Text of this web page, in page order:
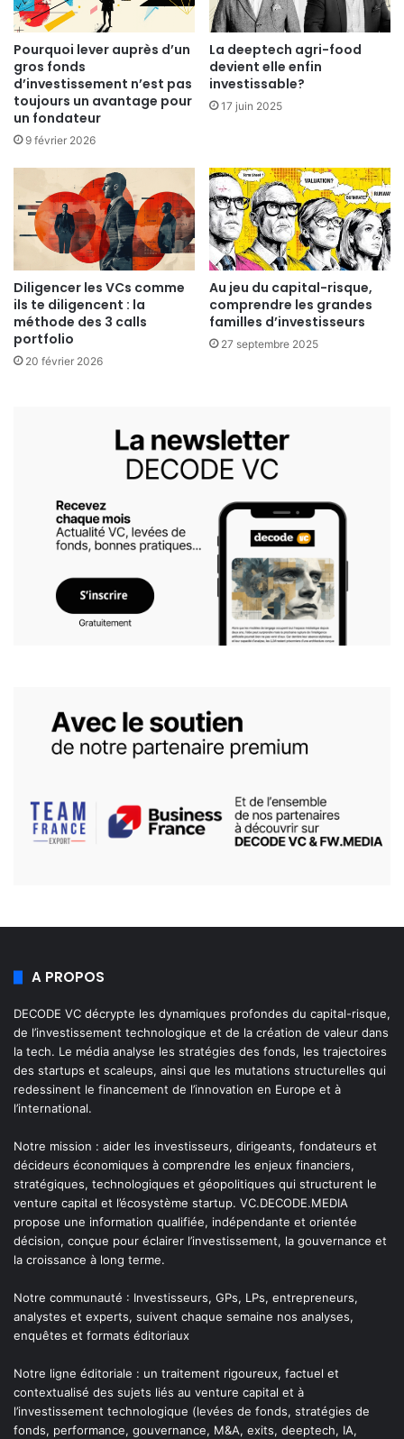
Pourquoi lever auprès d’un
gros fonds
d’investissement n’est pas
toujours un avantage pour
un fondateur
9 février 2026
La deeptech agri-food
devient elle enfin
investissable?
17 juin 2025
Diligencer les VCs comme
ils te diligencent : la
méthode des 3 calls
portfolio
20 février 2026
Au jeu du capital-risque,
comprendre les grandes
familles d’investisseurs
27 septembre 2025
A PROPOS
DECODE VC décrypte les dynamiques profondes du capital-risque,
de l’investissement technologique et de la création de valeur dans
la tech. Le média analyse les stratégies des fonds, les trajectoires
des startups et scaleups, ainsi que les mutations structurelles qui
redessinent le financement de l’innovation en Europe et à
l’international.
Notre mission : aider les investisseurs, dirigeants, fondateurs et
décideurs économiques à comprendre les enjeux financiers,
stratégiques, technologiques et géopolitiques qui structurent le
venture capital et l’écosystème startup. VC.DECODE.MEDIA
propose une information qualifiée, indépendante et orientée
décision, conçue pour éclairer l’investissement, la gouvernance et
la croissance à long terme.
Notre communauté : Investisseurs, GPs, LPs, entrepreneurs,
analystes et experts, suivent chaque semaine nos analyses,
enquêtes et formats éditoriaux
Notre ligne éditoriale : un traitement rigoureux, factuel et
contextualisé des sujets liés au venture capital et à
l’investissement technologique (levées de fonds, stratégies de
fonds, performance, gouvernance, M&A, exits, deeptech, IA,